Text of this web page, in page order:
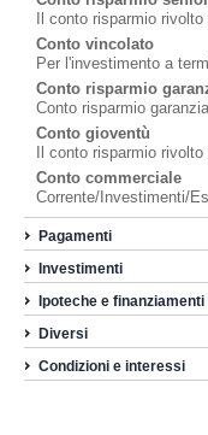
Il conto risparmio
Conto vincolato
Per l'investimento a
Conto risparmio
Conto risparmio
Conto gioventù
Il conto risparmio
Conto commerciale
Corrente/Investimenti/
Pagamenti
Investimenti
Ipoteche e finanziamenti
Diversi
Condizioni e interessi